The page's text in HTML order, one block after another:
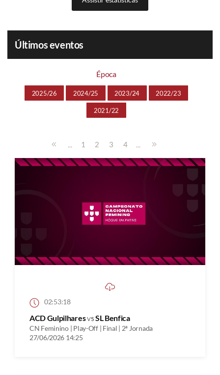
Últimos eventos
Época
2025/26 2024/25 2023/24 2022/23
2021/22
... 1 2 3 4 ...
02:53:18
ACD GulpilharesvsSL Benfica
CN Feminino | Play-Off | Final | 2ª Jornada
27/06/2026 14:25